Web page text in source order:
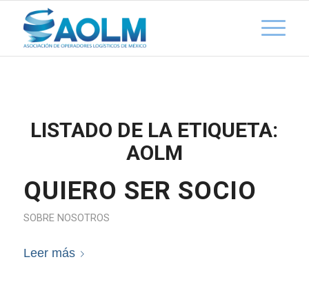
LISTADO DE LA ETIQUETA:
AOLM
QUIERO SER SOCIO
SOBRE NOSOTROS
Leer más